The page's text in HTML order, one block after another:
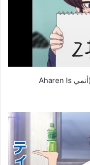
(أنمي Aharen Is